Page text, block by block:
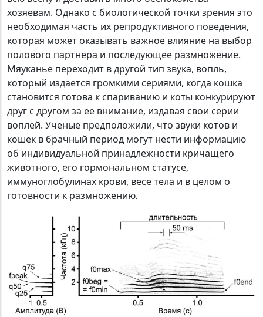
хозяевам. Однако с биологической точки зрения это
необходимая часть их репродуктивного поведения,
которая может оказывать важное влияние на выбор
полового партнера и последующее размножение.
Мяуканье переходит в другой тип звука, вопль,
который издается громкими сериями, когда кошка
становится готова к спариванию и коты конкурируют
друг с другом за ее внимание, издавая свои серии
воплей. Ученые предположили, что звуки котов и
кошек в брачный период могут нести информацию
об индивидуальной принадлежности кричащего
животного, его гормональном статусе,
иммуноглобулинах крови, весе тела и в целом о
готовности к размножению.